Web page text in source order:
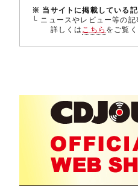
※ 当サイトに掲載している記
└ ニュースやレビュー等の記
詳しくはこちら をご覧く